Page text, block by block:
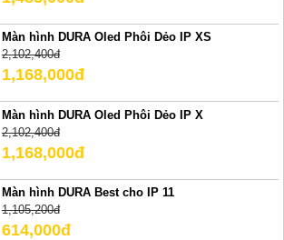
Màn hình DURA Oled Phôi Dẻo IP XS
2,102,400đ
1,168,000đ
Màn hình DURA Oled Phôi Dẻo IP X
2,102,400đ
1,168,000đ
Màn hình DURA Best cho IP 11
1,105,200đ
614,000đ